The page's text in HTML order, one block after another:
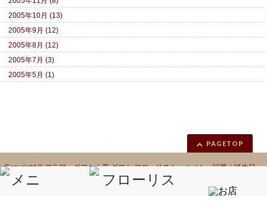
2005年10月 (13)
2005年9月 (12)
2005年8月 (12)
2005年7月 (3)
2005年5月 (1)
PAGETOP
Copyright ©フラワーギフト｜花 ギフト フローリスト カノシェ話題｜誕生日
花｜胡蝶蘭｜プリザーブドフラワー All Rights Reserved.